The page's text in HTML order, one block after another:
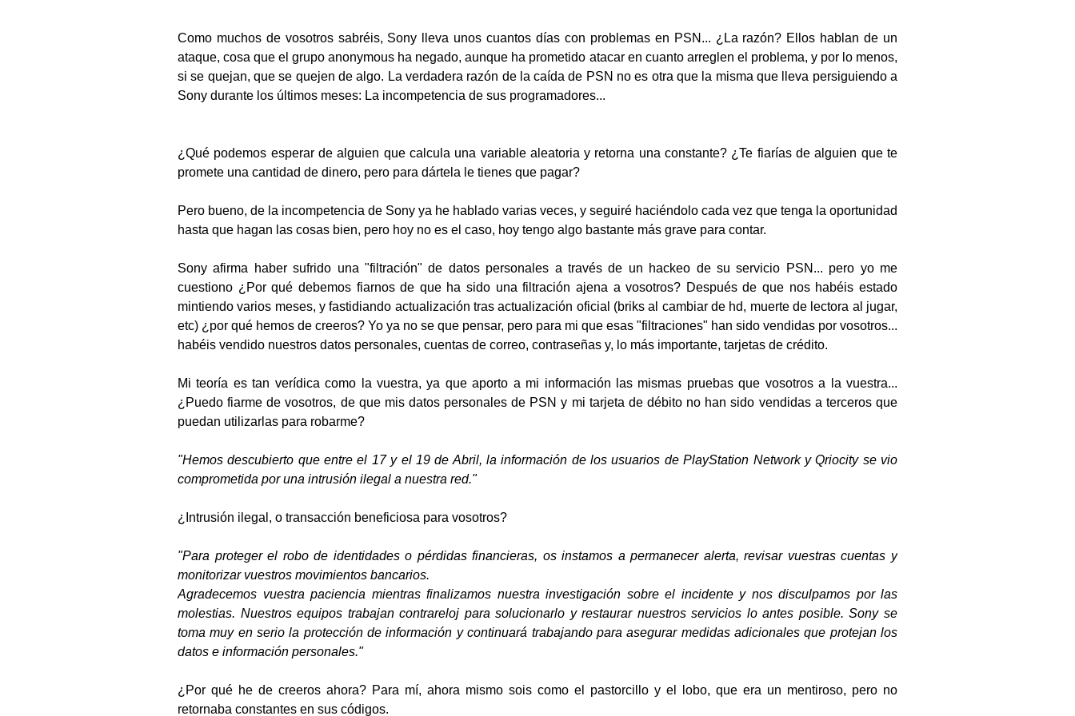
Como muchos de vosotros sabréis, Sony lleva unos cuantos días con problemas en PSN... ¿La razón? Ellos hablan de un
ataque, cosa que el grupo anonymous ha negado, aunque ha prometido atacar en cuanto arreglen el problema, y por lo menos,
si se quejan, que se quejen de algo. La verdadera razón de la caída de PSN no es otra que la misma que lleva persiguiendo a
Sony durante los últimos meses: La incompetencia de sus programadores...
¿Qué podemos esperar de alguien que calcula una variable aleatoria y retorna una constante? ¿Te fiarías de alguien que te
promete una cantidad de dinero, pero para dártela le tienes que pagar?
Pero bueno, de la incompetencia de Sony ya he hablado varias veces, y seguiré haciéndolo cada vez que tenga la oportunidad
hasta que hagan las cosas bien, pero hoy no es el caso, hoy tengo algo bastante más grave para contar.
Sony afirma haber sufrido una "filtración" de datos personales a través de un hackeo de su servicio PSN... pero yo me
cuestiono ¿Por qué debemos fiarnos de que ha sido una filtración ajena a vosotros? Después de que nos habéis estado
mintiendo varios meses, y fastidiando actualización tras actualización oficial (briks al cambiar de hd, muerte de lectora al jugar,
etc) ¿por qué hemos de creeros? Yo ya no se que pensar, pero para mi que esas "filtraciones" han sido vendidas por vosotros...
habéis vendido nuestros datos personales, cuentas de correo, contraseñas y, lo más importante, tarjetas de crédito.
Mi teoría es tan verídica como la vuestra, ya que aporto a mi información las mismas pruebas que vosotros a la vuestra...
¿Puedo fiarme de vosotros, de que mis datos personales de PSN y mi tarjeta de débito no han sido vendidas a terceros que
puedan utilizarlas para robarme?
"Hemos descubierto que entre el 17 y el 19 de Abril, la información de los usuarios de PlayStation Network y Qriocity se vio
comprometida por una intrusión ilegal a nuestra red."
¿Intrusión ilegal, o transacción beneficiosa para vosotros?
"Para proteger el robo de identidades o pérdidas financieras, os instamos a permanecer alerta, revisar vuestras cuentas y
monitorizar vuestros movimientos bancarios.
Agradecemos vuestra paciencia mientras finalizamos nuestra investigación sobre el incidente y nos disculpamos por las
molestias. Nuestros equipos trabajan contrareloj para solucionarlo y restaurar nuestros servicios lo antes posible. Sony se
toma muy en serio la protección de información y continuará trabajando para asegurar medidas adicionales que protejan los
datos e información personales."
¿Por qué he de creeros ahora? Para mí, ahora mismo sois como el pastorcillo y el lobo, que era un mentiroso, pero no
retornaba constantes en sus códigos.